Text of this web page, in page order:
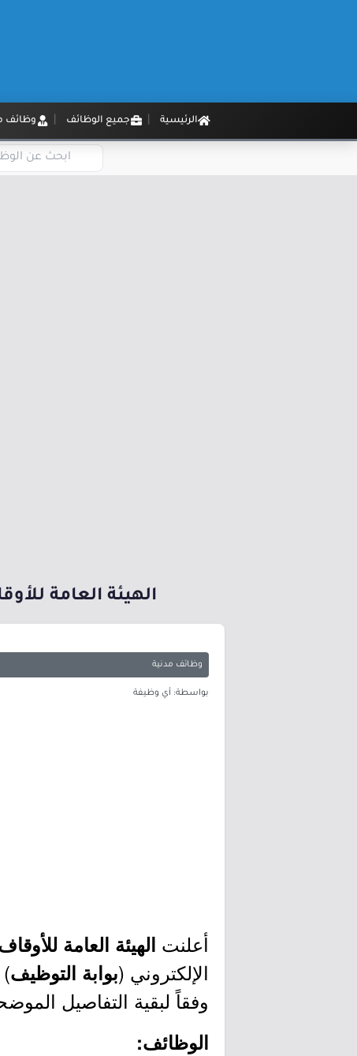
الرئيسية جميع الوظائف وظائف
الهيئة العامة
وظائف مدنية
بواسطة: أي وظيفة
أعلنت الهيئة العامة
الإلكتروني (بوابة التوظيف
وفقاً لبقية التفاصيل
الوظائف: